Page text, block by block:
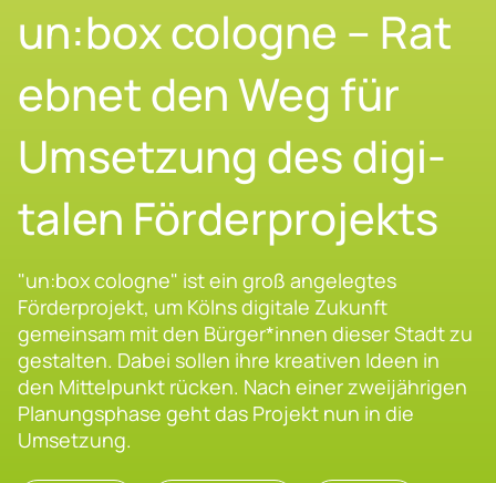
un:box co­lo­gne – Rat
eb­net den Weg für
Um­set­zung des di­gi­
ta­len För­der­pro­jekts
"un:box cologne" ist ein groß angelegtes
Förderprojekt, um Kölns digitale Zukunft
gemeinsam mit den Bürger*innen dieser Stadt zu
gestalten. Dabei sollen ihre kreativen Ideen in
den Mittelpunkt rücken. Nach einer zweijährigen
Planungsphase geht das Projekt nun in die
Umsetzung.